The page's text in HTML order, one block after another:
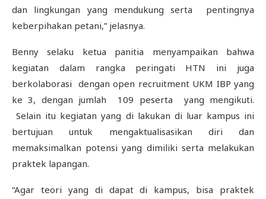
dan lingkungan yang mendukung serta pentingnya
keberpihakan petani,” jelasnya.
Benny selaku ketua panitia menyampaikan bahwa
kegiatan dalam rangka peringati HTN ini juga
berkolaborasi dengan open recruitment UKM IBP yang
ke 3, dengan jumlah 109 peserta yang mengikuti.
Selain itu kegiatan yang di lakukan di luar kampus ini
bertujuan untuk mengaktualisasikan diri dan
memaksimalkan potensi yang dimiliki serta melakukan
praktek lapangan.
“Agar teori yang di dapat di kampus, bisa praktek